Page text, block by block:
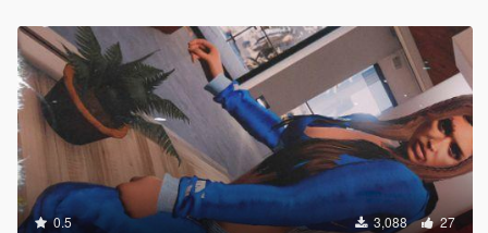
0.5 3,088 27